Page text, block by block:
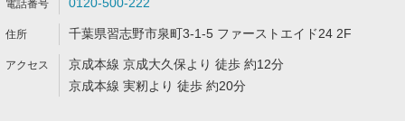
千葉県習志野市泉町3-1-5 ファーストエイド24 2F
京成本線 京成大久保より 徒歩 約12分
京成本線 実籾より 徒歩 約20分